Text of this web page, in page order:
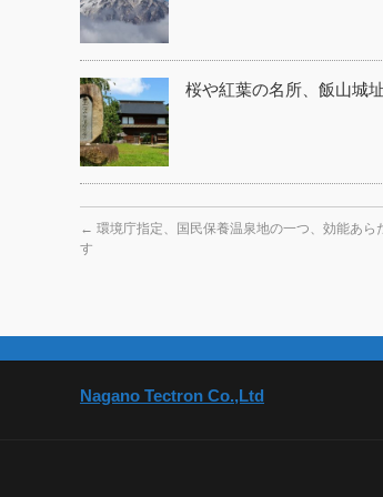
桜や紅葉の名所、飯山城
← 環境庁指定、国民保養温泉地の一つ、効能あら
す
Nagano Tectron Co.,Ltd